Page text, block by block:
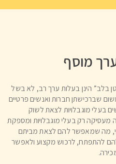
מוסף
בלב” הינן בעלות ערך רב, לא בשל
שברכישתן חברות ואנשים פרטיים
בעלי מוגבלויות לצאת לשוק
רק בעלי מוגבלויות ומספקת
מה שמאפשר להם לצאת מביתם
להתפתח, לרכוש מקצוע ולאפשר